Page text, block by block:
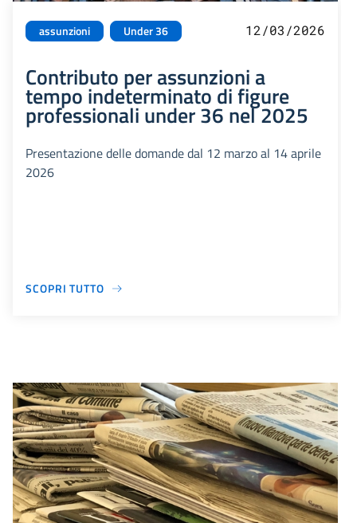
assunzioni Under 36 12/03/2026
Contributo per assunzioni a
tempo indeterminato di figure
professionali under 36 nel 2025
Presentazione delle domande dal 12 marzo al 14 aprile
2026
SCOPRI TUTTO